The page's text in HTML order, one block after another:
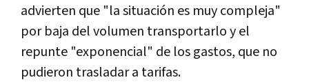
advierten que "la situación es muy compleja"
por baja del volumen transportarlo y el
repunte "exponencial" de los gastos, que no
pudieron trasladar a tarifas.